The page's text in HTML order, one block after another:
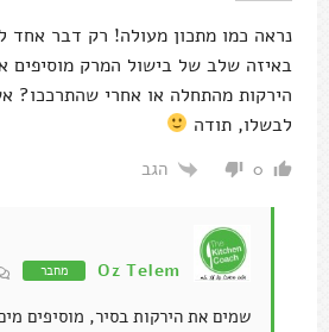
נראה כמו מתכון מעולה! רק דבר אחד
באיזה שלב של בישול המרק מוסיפים
הירקות מהתחלה או אחרי שהתרככו?
לבשלו, תודה
0 הגב
Oz Telem מחבר
שמים את הירקות בסיר, מוסיפים